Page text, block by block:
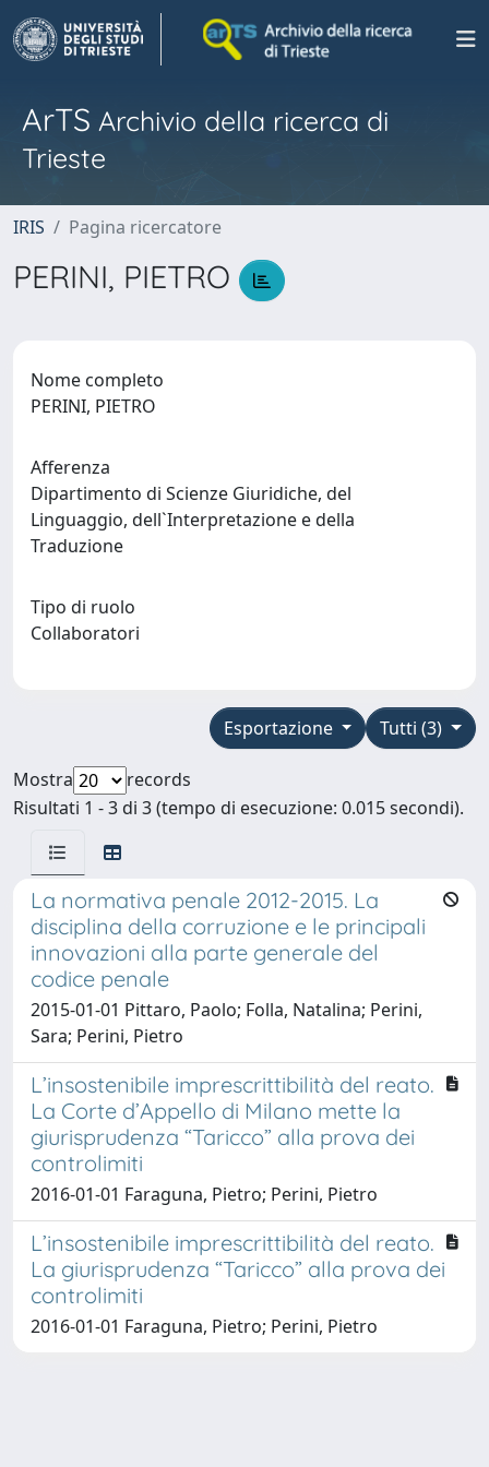
ArTS Archivio della ricerca di
Trieste
IRIS Pagina ricercatore
PERINI, PIETRO
Nome completo
PERINI, PIETRO
Afferenza
Dipartimento di Scienze Giuridiche, del
Linguaggio, dell`Interpretazione e della
Traduzione
Tipo di ruolo
Collaboratori
Tutti (3)
Esportazione
Mostra
records
Risultati 1 - 3 di 3 (tempo di esecuzione: 0.015 secondi).
La normativa penale 2012-2015. La
disciplina della corruzione e le principali
innovazioni alla parte generale del
codice penale
2015-01-01 Pittaro, Paolo; Folla, Natalina; Perini,
Sara; Perini, Pietro
L’insostenibile imprescrittibilità del reato.
La Corte d’Appello di Milano mette la
giurisprudenza “Taricco” alla prova dei
controlimiti
2016-01-01 Faraguna, Pietro; Perini, Pietro
L’insostenibile imprescrittibilità del reato.
La giurisprudenza “Taricco” alla prova dei
controlimiti
2016-01-01 Faraguna, Pietro; Perini, Pietro